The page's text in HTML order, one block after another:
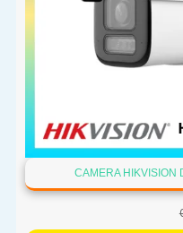
CAMERA HIKVISION